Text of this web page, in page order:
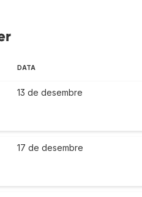
DATA
13 de desembre
17 de desembre